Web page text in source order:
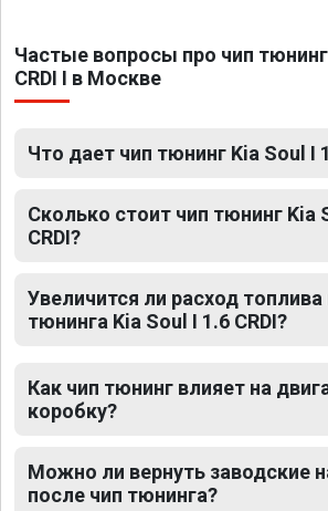
Частые вопросы про чип
CRDI I в Москве
Что дает чип тюнинг Kia Soul I
Сколько стоит чип тюнинг Kia
CRDI?
Увеличится ли расход топлива
тюнинга Kia Soul I 1.6 CRDI?
Как чип тюнинг влияет на
коробку?
Можно ли вернуть заводские
после чип тюнинга?